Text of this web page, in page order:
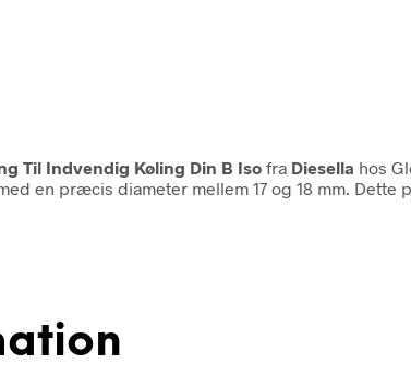
Til Indvendig Køling Din B Iso fra Diesella hos
en præcis diameter mellem 17 og 18 mm.